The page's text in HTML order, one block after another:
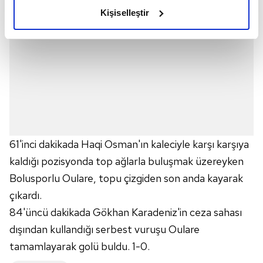
elimizden gelen çabayı gösterdiğimizi ve bu noktada,
Sitemizde kendimize ve üçüncü kişilere ait çerezler
kullanılmaktadır. Bu çerezler vasıtasıyla çeşitli kişisel
verileriniz işlenmekte olup gerekli olan çerezler bilgi
toplumu hizmetlerinin sunulması amacıyla
kullanılmaktadır. Diğer çerezler, sitemizin daha işlevsel
kılınması ve kişiselleştirilmesi ve sizlere yönelik
reklam/pazarlama faaliyetlerinin yapılması, amaçlarıyla
sınırlı olarak açık rızanız dahilinde kullanılacaktır.
Kişiselleştir
61'inci dakikada Haqi Osman'ın kaleciyle karşı karşıya
kaldığı pozisyonda top ağlarla buluşmak üzereyken
Bolusporlu Oulare, topu çizgiden son anda kayarak
çıkardı.
84'üncü dakikada Gökhan Karadeniz'in ceza sahası
dışından kullandığı serbest vuruşu Oulare
tamamlayarak golü buldu. 1-0.